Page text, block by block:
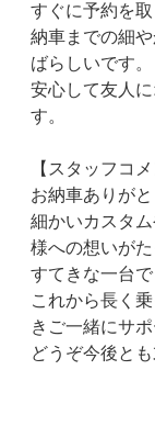
すぐに予約を取
納車までの細
ばらしいです。
安心して友人
す。
【スタッフコメ
お納車ありが
細かいカスタ
様への想いが
すてきな一台で
これから長く
きご一緒にサ
どうぞ今後と